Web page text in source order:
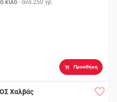
κιλό - ανά250 γρ.
Προσθήκη
Χαλβάς